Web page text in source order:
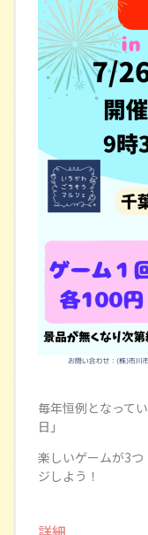
毎年恒例となって
日」
楽しいゲームが3つ
ジしよう！